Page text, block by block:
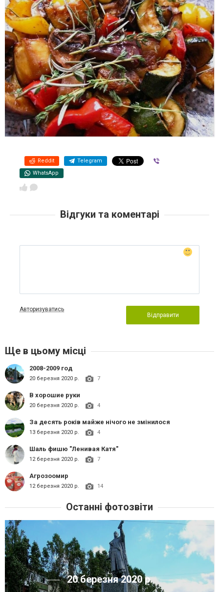
Reddit Telegram
WhatsApp
Відгуки та коментарі
Авторизуватись
Відправити
Ще в цьому місці
2008-2009 год
20 березня 2020 р. 7
В хорошие руки
20 березня 2020 р. 4
За десять років майже нічого не змінилося
13 березня 2020 р. 4
Шаль фишю "Ленивая Катя"
12 березня 2020 р. 7
Агрозоомир
12 березня 2020 р. 14
Останні фотозвіти
20 березня 2020 р.